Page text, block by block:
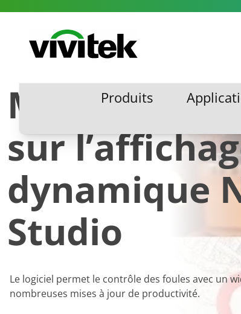
Vivitek
Produits
Produits
Mises à jour
sur
dynamique
Studio
Le logiciel permet le contrôle des foules avec un
nombreuses mises à jour de productivité.